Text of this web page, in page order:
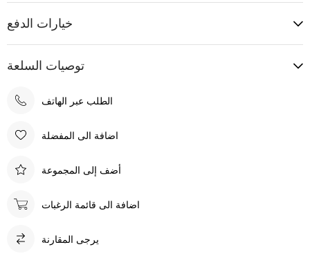
خيارات الدفع
توصيات السلعة
الطلب عبر الهاتف
اضافة الى المفضلة
أضف إلى المجموعة
اضافة الى قائمة الرغبات
يرجى المقارنة